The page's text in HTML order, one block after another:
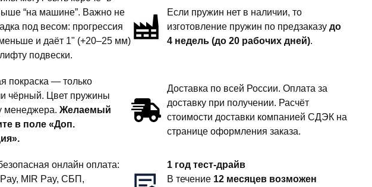
“на машине”. Важно не
под весом: прогрессия
и даёт 1" (+20–25 мм)
подвески.
Если пружин нет в наличии, то
изготовление пружин по предзаказудо
4 недель (до 20 рабочих дней).
покраска — только
чёрный. Цвет пружины
менеджера.Желаемый
в поле «Доп.
Доставка по всей России. Оплата за
доставку при получении. Расчёт
стоимости доставки компанией СДЭК на
странице оформления заказа.
онлайн оплата:
MIR Pay, СБП,
1 год тест-драйв
В течение 12 месяцев возможен